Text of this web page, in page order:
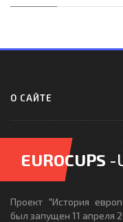
О САЙТЕ
EUROCUPS -
Проект "История
был запущен 11 апреля